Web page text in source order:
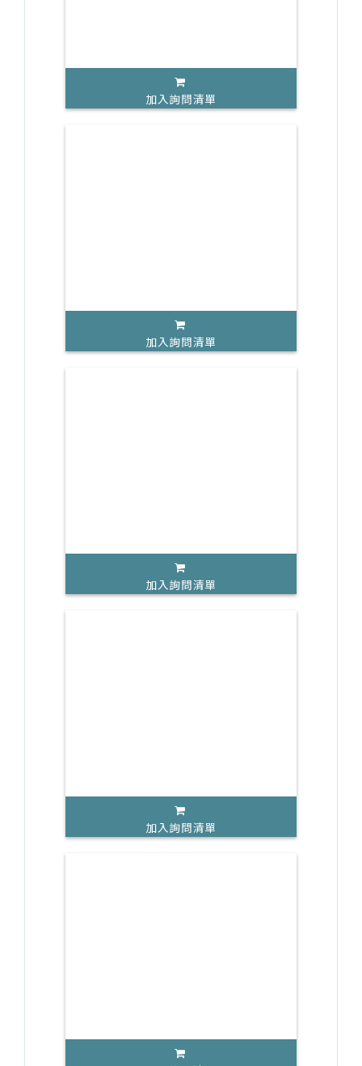
加入詢問清單
加入詢問清單
加入詢問清單
加入詢問清單